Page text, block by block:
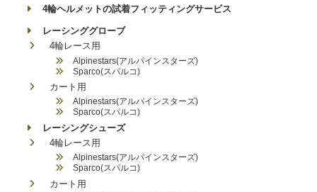
4輪ヘルメットの試着フィッティングサービス
レーシンググローブ
4輪レース用
Alpinestars(アルパインスターズ)
Sparco(スパルコ)
カート用
Alpinestars(アルパインスターズ)
Sparco(スパルコ)
レーシングシューズ
4輪レース用
Alpinestars(アルパインスターズ)
Sparco(スパルコ)
カート用